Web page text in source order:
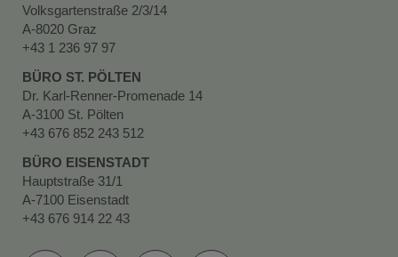
Volksgartenstraße 2/3/14
A-8020 Graz
+43 1 236 97 97
BÜRO ST. PÖLTEN
Dr. Karl-Renner-Promenade 14
A-3100 St. Pölten
+43 676 852 243 512
BÜRO EISENSTADT
Hauptstraße 31/1
A-7100 Eisenstadt
+43 676 914 22 43